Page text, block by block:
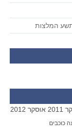
אוסקר 2012
כוכבים